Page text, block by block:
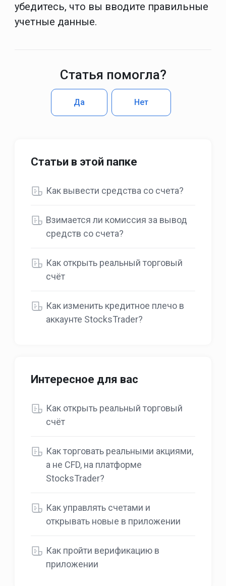
убедитесь, что вы вводите правильные
учетные данные.
Статья помогла?
Нет
Да
Статьи в этой папке
Как вывести средства со счета?
Взимается ли комиссия за вывод
средств со счета?
Как открыть реальный торговый
счёт
Как изменить кредитное плечо в
аккаунте StocksTrader?
Интересное для вас
Как открыть реальный торговый
счёт
Как торговать реальными акциями,
а не CFD, на платформе
StocksTrader?
Как управлять счетами и
открывать новые в приложении
Как пройти верификацию в
приложении